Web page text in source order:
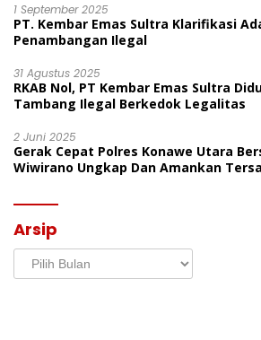
1 September 2025
PT. Kembar Emas Sultra Klarifikasi
Penambangan Ilegal
31 Agustus 2025
RKAB Nol, PT Kembar Emas Sultra
Tambang Ilegal Berkedok Legalitas
2 Juni 2025
Gerak Cepat Polres Konawe Utara
Wiwirano Ungkap Dan Amankan
Arsip
Arsip